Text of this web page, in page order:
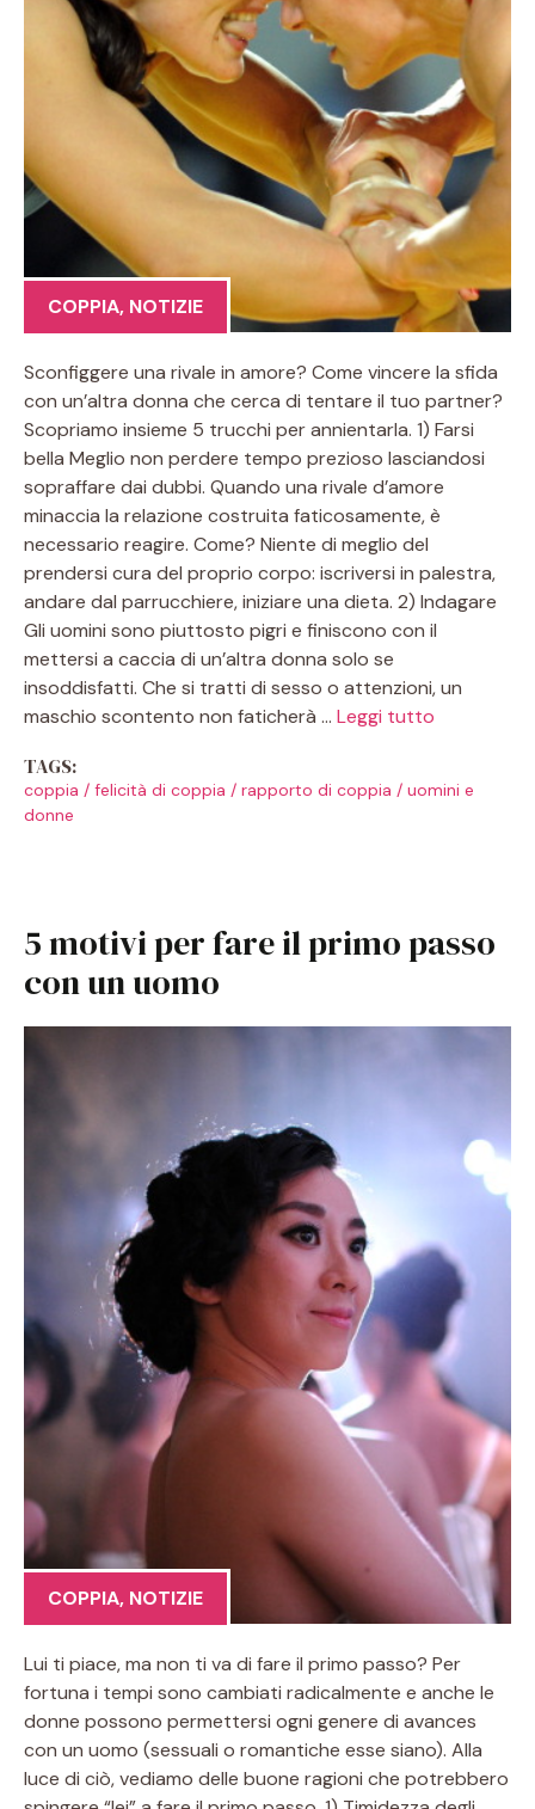
COPPIA, NOTIZIE
Sconfiggere una rivale in amore? Come vincere la sfida
con un’altra donna che cerca di tentare il tuo partner?
Scopriamo insieme 5 trucchi per annientarla. 1) Farsi
bella Meglio non perdere tempo prezioso lasciandosi
sopraffare dai dubbi. Quando una rivale d’amore
minaccia la relazione costruita faticosamente, è
necessario reagire. Come? Niente di meglio del
prendersi cura del proprio corpo: iscriversi in palestra,
andare dal parrucchiere, iniziare una dieta. 2) Indagare
Gli uomini sono piuttosto pigri e finiscono con il
mettersi a caccia di un’altra donna solo se
insoddisfatti. Che si tratti di sesso o attenzioni, un
maschio scontento non faticherà … Leggi tutto
TAGS:
coppia / felicità di coppia / rapporto di coppia / uomini e
donne
5 motivi per fare il primo passo
con un uomo
COPPIA, NOTIZIE
Lui ti piace, ma non ti va di fare il primo passo? Per
fortuna i tempi sono cambiati radicalmente e anche le
donne possono permettersi ogni genere di avances
con un uomo (sessuali o romantiche esse siano). Alla
luce di ciò, vediamo delle buone ragioni che potrebbero